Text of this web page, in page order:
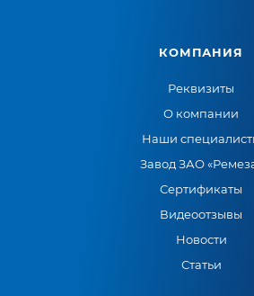
КОМПАНИЯ
Реквизиты
О компании
Наши
Завод ЗАО
Сертификаты
Видеоотзывы
Новости
Статьи